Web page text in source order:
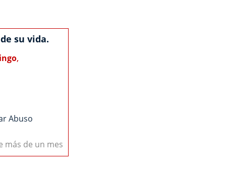
su vida.
,
Abuso
más de un mes